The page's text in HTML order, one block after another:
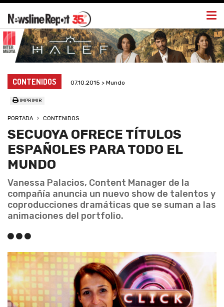
CONTENIDOS 07.10.2015 > Mundo
IMPRIMIR
PORTADA CONTENIDOS
SECUOYA OFRECE TÍTULOS
ESPAÑOLES PARA TODO EL
MUNDO
Vanessa Palacios, Content Manager de la
compañía anuncia un nuevo show de talentos y
coproducciones dramáticas que se suman a las
animaciones del portfolio.